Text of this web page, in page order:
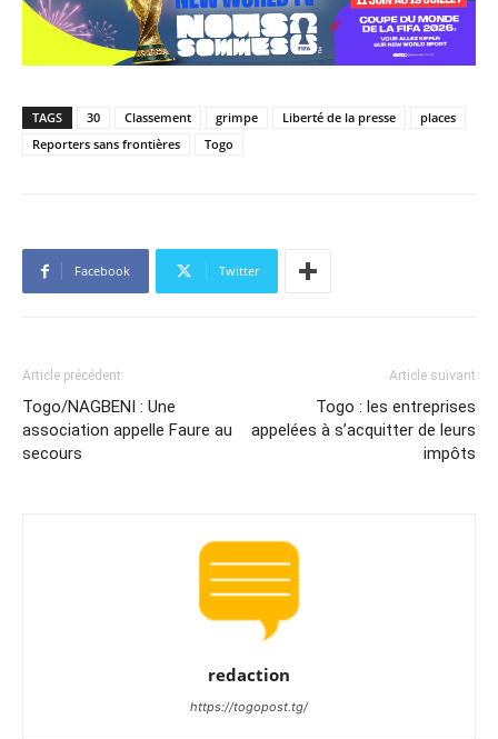
TAGS 30 Classement grimpe Liberté de la presse
places
Reporters sans frontières
Togo
Facebook Twitter
Article précédent
Togo/NAGBENI : Une
association appelle Faure au
secours
Article suivant
Togo : les entreprises
appelées à s’acquitter de leurs
impôts
redaction
https://togopost.tg/